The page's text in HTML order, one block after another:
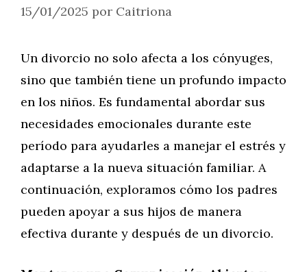
15/01/2025 por Caitriona
Un divorcio no solo afecta a los cónyuges,
sino que también tiene un profundo impacto
en los niños. Es fundamental abordar sus
necesidades emocionales durante este
período para ayudarles a manejar el estrés y
adaptarse a la nueva situación familiar. A
continuación, exploramos cómo los padres
pueden apoyar a sus hijos de manera
efectiva durante y después de un divorcio.